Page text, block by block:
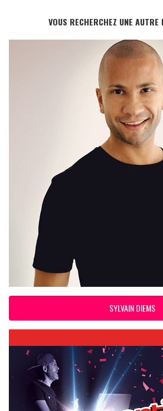
VOUS RECHERCHEZ UNE
SYLVAIN DIEMS